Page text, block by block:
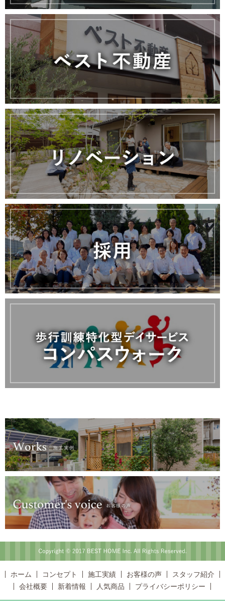
ホーム コンセプト 施工実績 お客様の声
スタッフ紹介
会社概要
新着情報 人気商品 プライバシーポリシー